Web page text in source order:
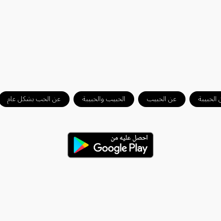
عن الحبيب الحبيب والحبيبة عن الحب بشكل عام